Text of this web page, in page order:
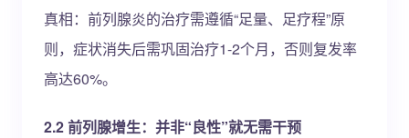
真相：前列腺炎的治疗需遵循“足量、足疗程”原
则，症状消失后需巩固治疗1-2个月，否则复发率
高达60%。
2.2 前列腺增生：并非“良性”就无需干预